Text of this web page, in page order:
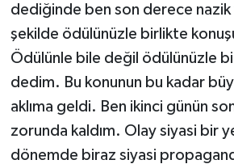
dediğinde ben son derece nazik
şekilde ödülünüzle birlikte
Ödülünle bile değil ödülünüzle
dedim. Bu konunun bu kadar
aklıma geldi. Ben ikinci günün
zorunda kaldım. Olay siyasi bir
dönemde biraz siyasi